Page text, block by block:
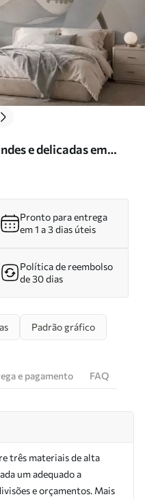
e delicadas em
Pronto para entrega
em 1 a 3 dias úteis
Política de reembolso
de 30 dias
Padrão gráfico
e pagamento FAQ
três materiais de alta
um adequado a
e orçamentos. Mais